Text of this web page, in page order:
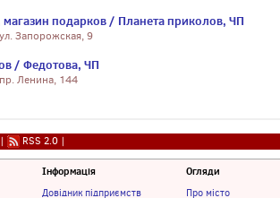
подарков / Планета приколов, ЧП
Запорожская, 9
/ Федотова, ЧП
Ленина, 144
| RSS 2.0 |
Інформація
Довідник підприємств
Огляди
Про місто